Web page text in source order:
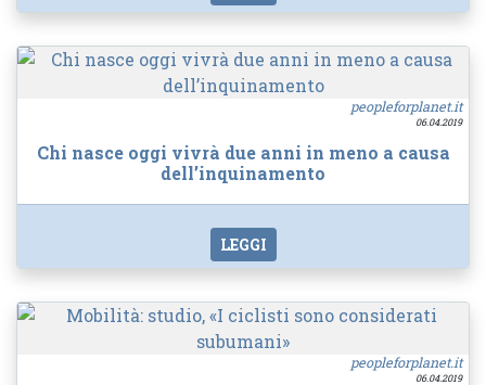
peopleforplanet.it
06.04.2019
Chi nasce oggi vivrà due anni in meno a causa
dell’inquinamento
LEGGI
peopleforplanet.it
06.04.2019